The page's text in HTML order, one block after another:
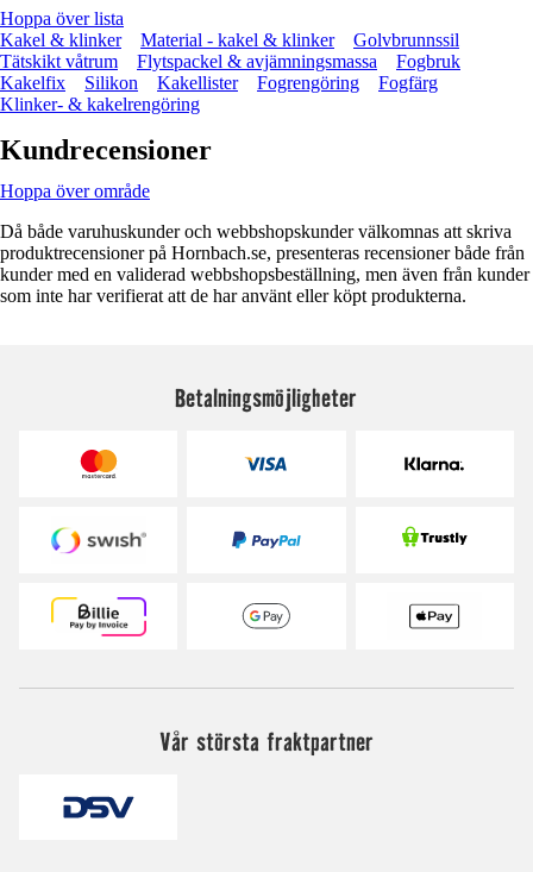
Hoppa över lista
Kakel & klinker
Material - kakel & klinker
Golvbrunnssil
Tätskikt våtrum
Flytspackel & avjämningsmassa
Fogbruk
Kakelfix
Silikon Kakellister Fogrengöring
Fogfärg
Klinker- & kakelrengöring
Kundrecensioner
Hoppa över område
Då både varuhuskunder och webbshopskunder välkomnas att skriva
produktrecensioner på Hornbach.se, presenteras recensioner både från
kunder med en validerad webbshopsbeställning, men även från kunder
som inte har verifierat att de har använt eller köpt produkterna.
Betalningsmöjligheter
Vår största fraktpartner